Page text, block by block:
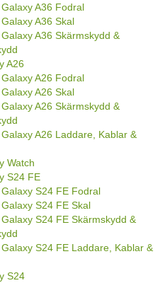
A36 Fodral
A36 Skal
A36 Skärmskydd &
A26
A26 Fodral
A26 Skal
A26 Skärmskydd &
A26 Laddare, Kablar &
Watch
S24 FE
S24 FE Fodral
S24 FE Skal
S24 FE Skärmskydd &
S24 FE Laddare, Kablar &
S24